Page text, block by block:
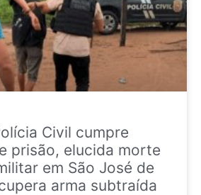
Civil cumpre
prisão, elucida morte
em São José de
arma subtraída